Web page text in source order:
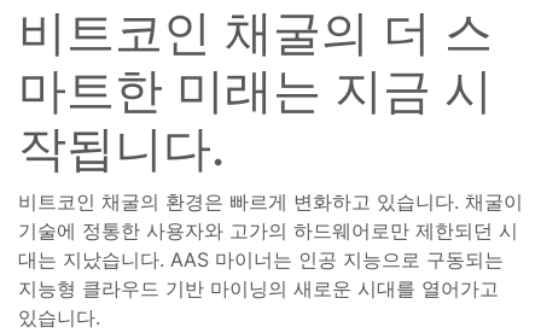
비트코인 채굴의 더 스
마트한 미래는 지금 시
작됩니다.
비트코인 채굴의 환경은 빠르게 변화하고 있습니다. 채굴이
기술에 정통한 사용자와 고가의 하드웨어로만 제한되던 시
대는 지났습니다. AAS 마이너는 인공 지능으로 구동되는
지능형 클라우드 기반 마이닝의 새로운 시대를 열어가고
있습니다.